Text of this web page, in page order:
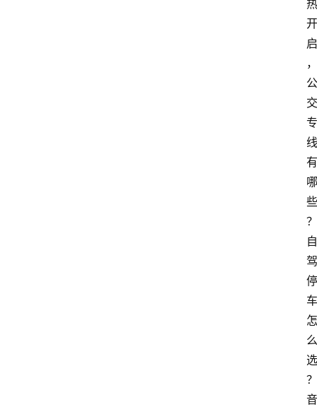
热
开
启
，
公
交
专
线
有
哪
些
？
自
驾
停
车
怎
么
选
？
音